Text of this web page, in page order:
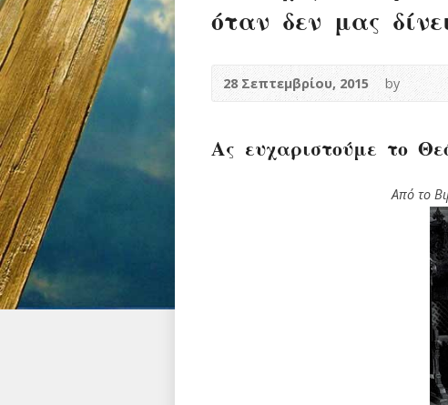
όταν δεν μας
28 Σεπτεμβρίου, 2015 by
Ας ευχαριστούμε το
Από το